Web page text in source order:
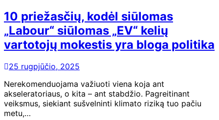
10 priežasčių, kodėl siūlomas
„Labour“ siūlomas „EV“ kelių
vartotojų mokestis yra bloga politika
25 rugpjūčio, 2025
Nerekomenduojama važiuoti viena koja ant
akseleratoriaus, o kita – ant stabdžio. Pagreitinant
veiksmus, siekiant sušvelninti klimato riziką tuo pačiu
metu,…